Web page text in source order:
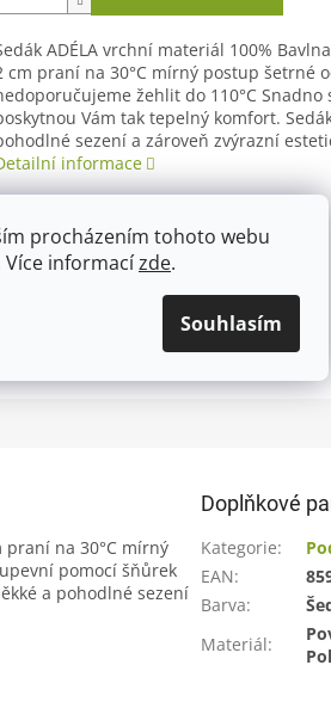
procházením tohoto webu
Více informacízde.
Souhlasím
ADÉLA vrchní materiál 100%
cm praní na 30°C mírný postup šetrné
žehlit do 110°C
Vám tak tepelný komfort.
sezení a zároveň zvýrazní
informace
TISK ZEPTAT SE
praní na 30°C mírný
pomocí šňůrek
a pohodlné sezení
Doplňkové
Kategorie:
EAN:
Barva:
Materiál: